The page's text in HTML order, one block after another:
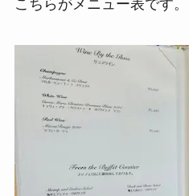
こちらがメニュー表です。